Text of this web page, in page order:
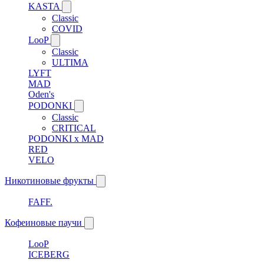
KASTA
Classic
COVID
LooP
Classic
ULTIMA
LYFT
MAD
Oden's
PODONKI
Classic
CRITICAL
PODONKI x MAD
RED
VELO
Никотиновые фрукты
FAFF.
Кофеиновые паучи
LooP
ICEBERG